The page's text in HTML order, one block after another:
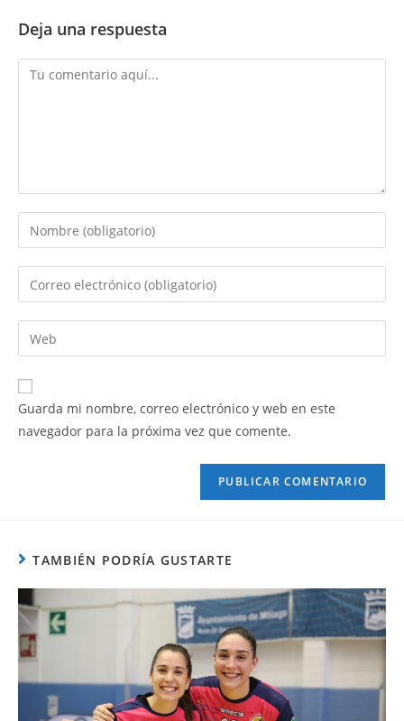
Deja una respuesta
Guarda mi nombre, correo electrónico y web en este
navegador para la próxima vez que comente.
TAMBIÉN PODRÍA GUSTARTE